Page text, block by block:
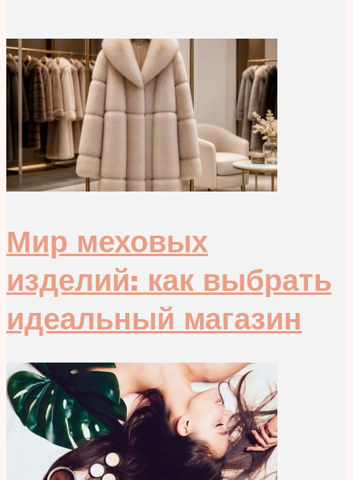
Мир меховых
изделий: как выбрать
идеальный магазин